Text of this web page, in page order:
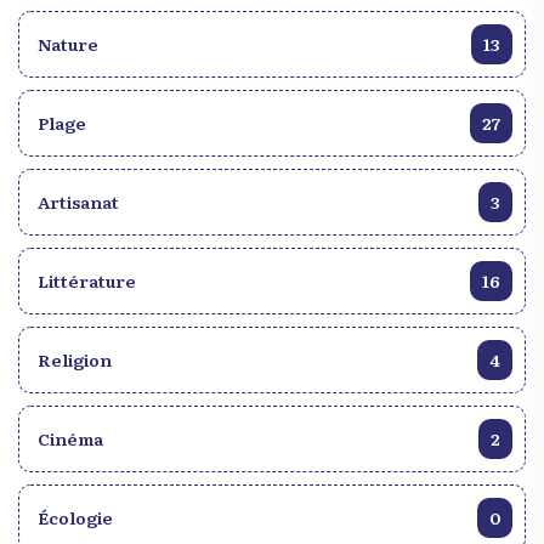
Nature 13
Plage 27
Artisanat 3
Littérature 16
Religion 4
Cinéma 2
Écologie 0